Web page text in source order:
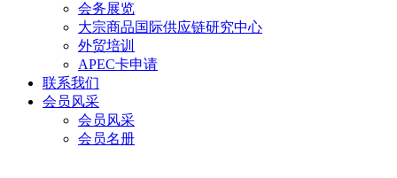
会务展览
大宗商品国际供应链研究中心
外贸培训
APEC卡申请
联系我们
会员风采
会员风采
会员名册